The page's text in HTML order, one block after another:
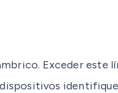
Exceder este